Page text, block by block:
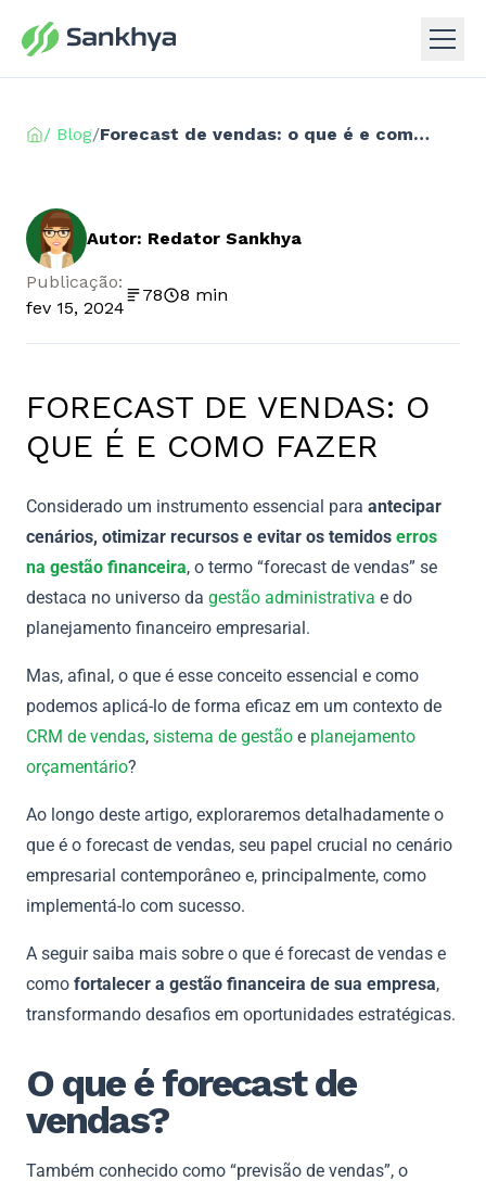
/ Blog/ Forecast de vendas: o que é e como fazer
Autor: Redator Sankhya
Publicação:
fev 15, 2024
78 8 min
FORECAST DE VENDAS: O
QUE É E COMO FAZER
Considerado um instrumento essencial para antecipar
cenários, otimizar recursos e evitar os temidos erros
na gestão financeira, o termo “forecast de vendas” se
destaca no universo da gestão administrativa e do
planejamento financeiro empresarial.
Mas, afinal, o que é esse conceito essencial e como
podemos aplicá-lo de forma eficaz em um contexto de
CRM de vendas, sistema de gestão e planejamento
orçamentário?
Ao longo deste artigo, exploraremos detalhadamente o
que é o forecast de vendas, seu papel crucial no cenário
empresarial contemporâneo e, principalmente, como
implementá-lo com sucesso.
A seguir saiba mais sobre o que é forecast de vendas e
como fortalecer a gestão financeira de sua empresa,
transformando desafios em oportunidades estratégicas.
O que é forecast de
vendas?
Também conhecido como “previsão de vendas”, o